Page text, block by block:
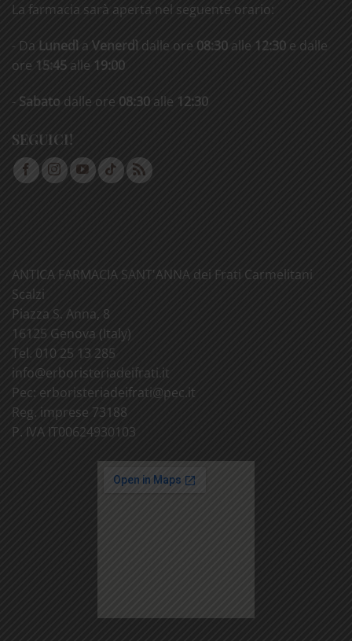
La farmacia sarà aperta nel seguente orario:
- Da Lunedì a Venerdì dalle ore 08:30 alle 12:30 e dalle
ore 15:45 alle 19:00
- Sabato dalle ore 08:30 alle 12:30
SEGUICI!
ANTICA FARMACIA SANT'ANNA dei Frati Carmelitani
Scalzi
Piazza S. Anna, 8
16125 Genova (Italy)
Tel. 010 25 13 285
info@erboristeriadeifrati.it
Pec: erboristeriadeifrati@pec.it
Reg. imprese 73188
P. IVA IT00624930103